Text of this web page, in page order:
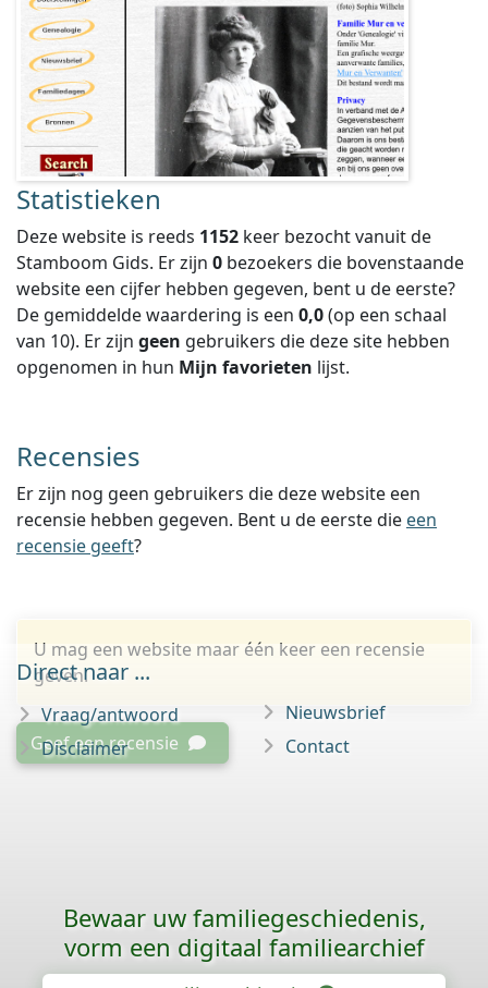
Statistieken
Deze website is reeds 1152 keer bezocht vanuit de
Stamboom Gids. Er zijn 0 bezoekers die bovenstaande
website een cijfer hebben gegeven, bent u de eerste?
De gemiddelde waardering is een 0,0(op een schaal
van 10). Er zijn geen gebruikers die deze site hebben
opgenomen in hun Mijn favorieten lijst.
Recensies
Er zijn nog geen gebruikers die deze website een
recensie hebben gegeven. Bent u de eerste die een
recensie geeft?
U mag een website maar één keer een recensie
geven.
Geef een recensie
Direct naar ...
Vraag/antwoord
Disclaimer
Nieuwsbrief
Contact
Bewaar uw familie­geschiedenis,
vorm een digitaal familiearchief